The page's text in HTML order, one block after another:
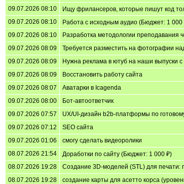
09.07.2026 08:10
Ищу фрилансеров, которые пишут код
09.07.2026 08:10
Работа с исходным аудио (Бюджет: 1 000
09.07.2026 08:10
Разработка методологии преподавания
09.07.2026 08:09
Требуется разместить на фотографии
09.07.2026 08:09
Нужна реклама в ютуб на наши выпуски
09.07.2026 08:09
Восстановить работу сайта
09.07.2026 08:07
Аватарки в Icagenda
09.07.2026 08:00
Бот-автоответчик
09.07.2026 07:57
UX/UI-дизайн b2b-платформы по
09.07.2026 07:12
SEO сайта
09.07.2026 01:06
смогу сделать видеоролики
08.07.2026 21:54
Доработки по сайту (Бюджет: 1 000 ₽)
08.07.2026 19:28
Создание 3D-моделей (STL) для печати:
08.07.2026 19:28
создание карты для асетто корса